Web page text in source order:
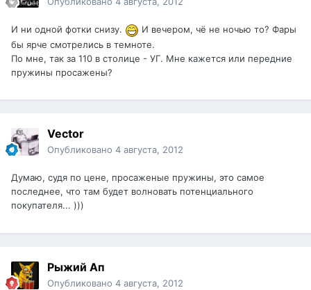
И ни одной фотки снизу.
И вечером, чё не ночью то? Фары
бы ярче смотрелись в темноте.
По мне, так за 110 в столице - УГ. Мне кажется или передние
пружины просажены?
Vector
Опубликовано 4 августа, 2012
Думаю, судя по цене, просаженые пружины, это самое
последнее, что там будет волновать потенциального
покупателя... )))
Рыжий Ап
Опубликовано 4 августа, 2012